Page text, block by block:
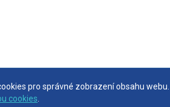
pro správné zobrazení obsahu
cookies
pro správné zobrazení obsahu
cookies